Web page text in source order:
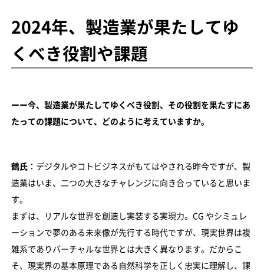
2024年、製造業が果たしてゆ
くべき役割や課題
ーー今、製造業が果たしてゆくべき役割、その役割を果たすにあ
たっての課題について、どのように考えていますか。
鶴氏 ：デジタルやコトビジネスがもてはやされる昨今ですが、製
造業はいま、二つの大きなチャレンジに向き合っていると思いま
す。
まずは、リアルな世界を創造し実装する実現力。CG やシミュレ
ーションで夢のある未来像が先行する時代ですが、現実世界は複
雑系でありバーチャルな世界とは大きく異なります。だからこ
そ、現実界の基本原理である自然科学を正しく忠実に理解し、課